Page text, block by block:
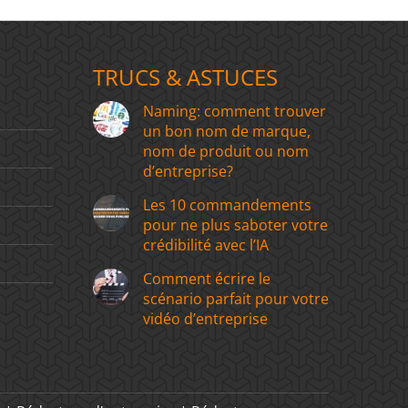
TRUCS & ASTUCES
Naming: comment trouver
un bon nom de marque,
nom de produit ou nom
d’entreprise?
Les 10 commandements
pour ne plus saboter votre
crédibilité avec l’IA
Comment écrire le
scénario parfait pour votre
vidéo d’entreprise